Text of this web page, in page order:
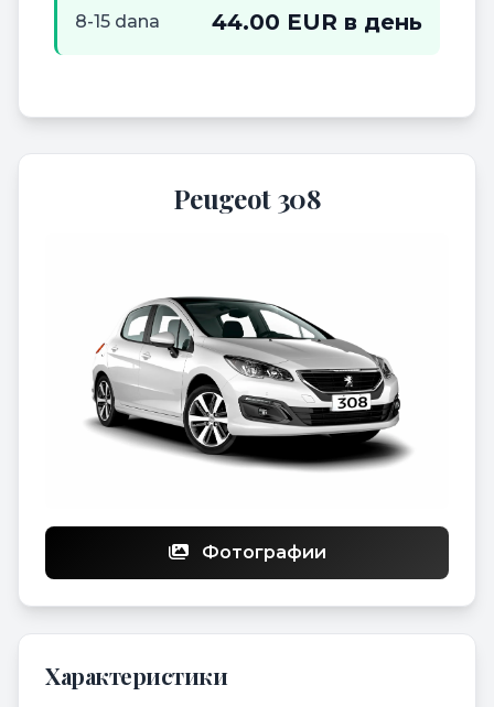
8-15 dana 44.00 EUR в день
Peugeot 308
Фотографии
Характеристики